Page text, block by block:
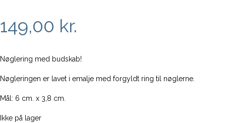
149,00 kr.
Nøglering med budskab!
Nøgleringen er lavet i emalje med forgyldt ring til nøglerne.
Mål: 6 cm. x 3,8 cm.
Ikke på lager